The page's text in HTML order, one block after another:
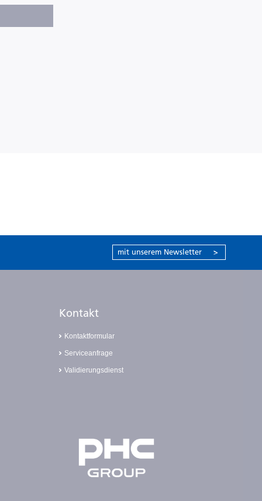
mit unserem Newsletter >
Kontakt
Kontaktformular
Serviceanfrage
Validierungsdienst